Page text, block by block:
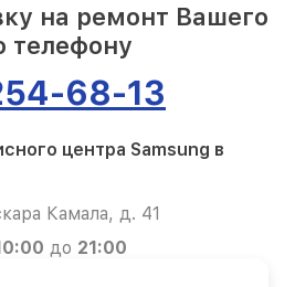
на ремонт Вашего
телефону
68-13
центра Samsung в
Камала, д. 41
до 21:00